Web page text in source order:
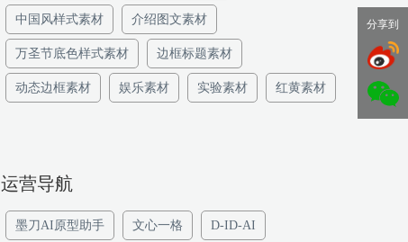
中国风样式素材 介绍图文素材
万圣节底色样式素材 边框标题素材
动态边框素材 娱乐素材 实验素材 红黄素材
运营导航
墨刀AI原型助手 文心一格 D-ID-AI
分享到